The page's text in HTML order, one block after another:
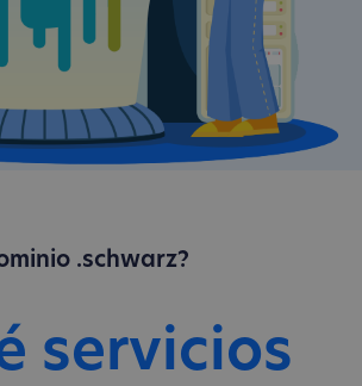
.schwarz?
servicios